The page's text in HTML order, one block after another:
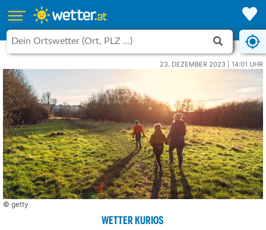
23. DEZEMBER 2023 | 14:01 UHR
© getty
WETTER KURIOS